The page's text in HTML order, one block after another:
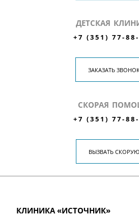
ДЕТСКАЯ
+7 (351) 77-
ЗАКАЗАТЬ
СКОРАЯ
+7 (351) 77-
ВЫЗВАТЬ СКОРУЮ
КЛИНИКА «ИСТОЧНИК»